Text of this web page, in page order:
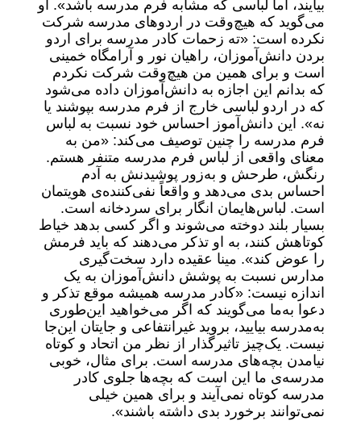
بیایند، اما لباسی که مشابه فرم مدرسه باشد». او
می‌گوید که هیچ‌وقت در اردوهای مدرسه شرکت
نکرده است: «ته زحمات کادر مدرسه برای اردو
بردن دانش‌آموزان، راهیان نور و آرامگاه خمینی
است و برای همین من هیچ‌وقت شرکت نکردم
که بدانم این اجازه به دانش‌آموزان داده می‌شود
که در اردو لباسی خارج از فرم مدرسه بپوشند یا
نه». این دانش‌آموز احساس خود نسبت به لباس
فرم مدرسه را چنین توصیف می‌کند: «من به
معنای واقعی از لباس فرم مدرسه متنفر هستم.
رنگش، طرحش و به‌زور پوشیدنش به آدم
احساس بدی می‌دهد و واقعاً نفی‌کننده‌ی هویتمان
است. لباس‌هایمان انگار برای سردخانه است.
بسیار بلند دوخته می‌شوند و اگر کسی بدهد خیاط
کوتاهش کنند، به او تذکر می‌دهند که باید فرمش
را عوض کند». مینا عقیده دارد سخت‌گیری
مدارس نسبت به پوشش دانش‌آموزان به یک
اندازه نیست: «کادر مدرسه همیشه موقع تذکر و
دعوا به‌ما می‌گویند که اگر می‌خواهید این‌طوری
به‌مدرسه بیایید، بروید غیرانتفاعی و جایتان این‌جا
نیست. یک‌چیز تاثیرگذار از نظر من اتحاد و کوتاه
نیامدن بچه‌های مدرسه است. برای مثال، خوبی
مدرسه‌ی ما این است که بچه‌ها جلوی کادر
مدرسه کوتاه نمی‌آیند و برای همین خیلی
نمی‌توانند برخورد بدی داشته باشند».